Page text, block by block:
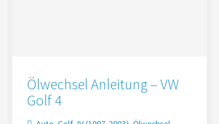
Ölwechsel Anleitung – VW
Golf 4